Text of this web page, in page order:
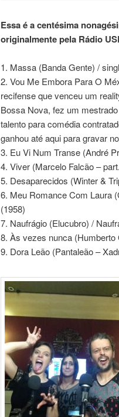
Essa é a centésima
originalmente pela Rádio
1. Massa (Banda Gente) /
2. Vou Me Embora Para O
recifense que venceu um
Bossa Nova, fez um
talento para comédia
ganhou até aqui para gravar
3. Eu Vi Num Transe (André
4. Viver (Marcelo Falcão –
5. Desaparecidos (Winter &
6. Meu Romance Com Laura
(1958)
7. Naufrágio (Elucubro) /
8. Às vezes nunca
9. Dora Leão (Pantaleão –